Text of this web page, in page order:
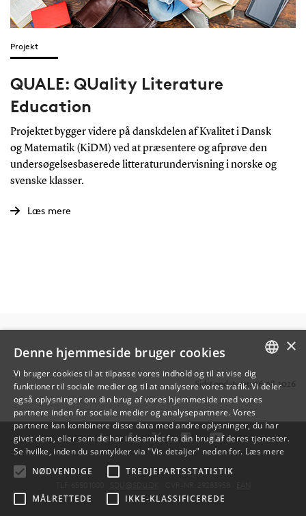
Projekt
QUALE: QUality Literature
Education
Projektet bygger videre på danskdelen af Kvalitet i Dansk
og Matematik (KiDM) ved at præsentere og afprøve den
undersøgelsesbaserede litteraturundervisning i norske og
svenske klasser.
Læs mere
Sidst opdateret: 06.08.2026
DANISH
DANISH
×
Denne hjemmeside bruger cookies
Vi bruger cookies til at tilpasse vores indhold og til at vise dig
funktioner til sociale medier og til at analysere vores trafik. Vi deler
også oplysninger om din brug af vores hjemmeside med vores
partnere inden for sociale medier og analysepartnere. Vores
partnere kan kombinere disse data med andre oplysninger, du har
givet dem, eller som de har indsamlet fra din brug af deres tjenester.
Se hvilke, inden du samtykker via "Vis detaljer" neden for. Læs mere
NØDVENDIGE
TREDJEPARTSSTATISTIK
MÅLRETTEDE IKKE-KLASSIFICEREDE